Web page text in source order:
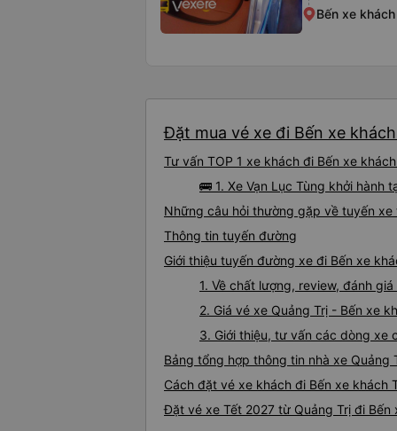
Bến xe
Đặt mua vé xe đi Bến xe
Tư vấn TOP 1 xe khách đi Bến xe
🚌 1. Xe Vạn Lục Tùng khởi hành
Những câu hỏi thường gặp về tuyến
Thông tin tuyến đường
Giới thiệu tuyến đường xe đi Bến xe
1. Về chất lượng, review, đánh
2. Giá vé xe Quảng Trị - Bến xe
3. Giới thiệu, tư vấn các dòng xe
Bảng tổng hợp thông tin nhà xe Quảng
Cách đặt vé xe khách đi Bến xe khách
Đặt vé xe Tết 2027 từ Quảng Trị đi Bến